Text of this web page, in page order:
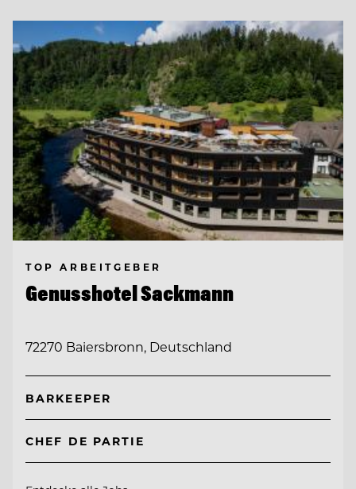
TOP ARBEITGEBER
Genusshotel Sackmann
72270 Baiersbronn, Deutschland
BARKEEPER
CHEF DE PARTIE